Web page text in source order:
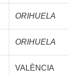
ORIHUELA
ORIHUELA
VALÈNCIA